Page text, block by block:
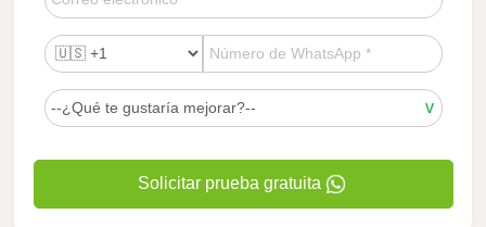
Solicitar prueba gratuita